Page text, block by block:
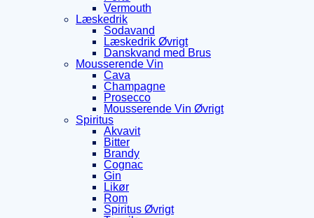
Vermouth
Læskedrik
Sodavand
Læskedrik Øvrigt
Danskvand med Brus
Mousserende Vin
Cava
Champagne
Prosecco
Mousserende Vin Øvrigt
Spiritus
Akvavit
Bitter
Brandy
Cognac
Gin
Likør
Rom
Spiritus Øvrigt